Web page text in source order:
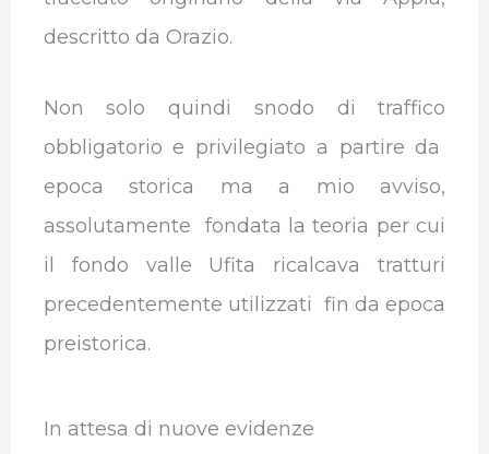
descritto da Orazio.
Non solo quindi snodo di traffico
obbligatorio e privilegiato a partire da
epoca storica ma a mio avviso,
assolutamente fondata la teoria per cui
il fondo valle Ufita ricalcava tratturi
precedentemente utilizzati fin da epoca
preistorica.
In attesa di nuove evidenze